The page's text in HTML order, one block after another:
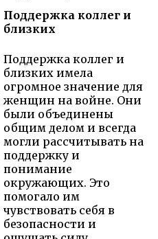
Поддержка коллег и
близких
Поддержка коллег и
близких имела
огромное значение для
женщин на войне. Они
были объединены
общим делом и всегда
могли рассчитывать на
поддержку и
понимание
окружающих. Это
помогало им
чувствовать себя в
безопасности и